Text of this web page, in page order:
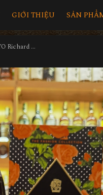
GIỚI THIỆU SẢN
Rượu Chivas 21YO Richard Quinn Black The Fashion Collection